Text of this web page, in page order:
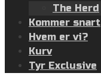
The Herd
Kommer snart
Hvem er vi?
Kurv
Tyr Exclusive